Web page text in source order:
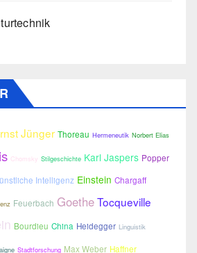
Jünger Thoreau Hermeneutik Norbert Elias
Chomsky Stilgeschichte Karl Jaspers Popper
Intelligenz Einstein Chargaff
Feuerbach GoetheTocqueville
Bourdieu China Heidegger Linguistik
Stadtforschung Max Weber Haffner